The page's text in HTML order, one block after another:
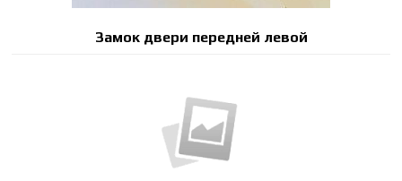
Замок двери передней левой